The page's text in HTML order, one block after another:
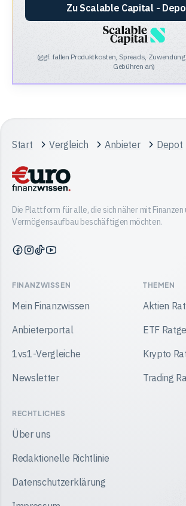
Zu Scalable Capital -
(ggf. fallen Produktkosten, Spreads,
Gebühren an)
Start Vergleich Anbieter Depot
Die Plattform für alle, die sich näher mit
Vermögensaufbau beschäftigen möchten.
Finanzwissen
Facebook
Finanzwissen
Instagram
Finanzwissen
TikTok
Finanzwissen
YouTube
FINANZWISSEN
Mein Finanzwissen
Anbieterportal
1vs1-Vergleiche
Newsletter
THEMEN
Aktien
ETF
Krypto
Trading
RECHTLICHES
Über uns
Redaktionelle Richtlinie
Datenschutzerklärung